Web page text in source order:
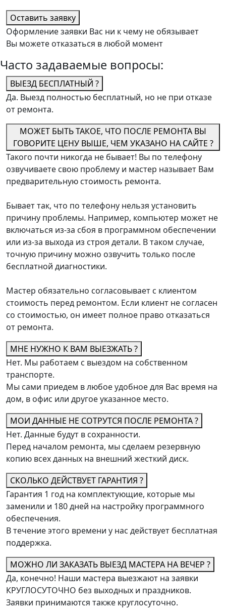
Оставить заявку
Оформление заявки Вас ни к чему не обязывает
Вы можете отказаться в любой момент
Часто задаваемые вопросы:
ВЫЕЗД БЕСПЛАТНЫЙ ?
Да. Выезд полностью бесплатный, но не при отказе
от ремонта.
МОЖЕТ БЫТЬ ТАКОЕ, ЧТО ПОСЛЕ РЕМОНТА ВЫ
ГОВОРИТЕ ЦЕНУ ВЫШЕ, ЧЕМ УКАЗАНО НА САЙТЕ ?
Такого почти никогда не бывает! Вы по телефону
озвучиваете свою проблему и мастер называет Вам
предварительную стоимость ремонта.
Бывает так, что по телефону нельзя установить
причину проблемы. Например, компьютер может не
включаться из-за сбоя в программном обеспечении
или из-за выхода из строя детали. В таком случае,
точную причину можно озвучить только после
бесплатной диагностики.
Мастер обязательно согласовывает с клиентом
стоимость перед ремонтом. Если клиент не согласен
со стоимостью, он имеет полное право отказаться
от ремонта.
МНЕ НУЖНО К ВАМ ВЫЕЗЖАТЬ ?
Нет. Мы работаем с выездом на собственном
транспорте.
Мы сами приедем в любое удобное для Вас время на
дом, в офис или другое указанное место.
МОИ ДАННЫЕ НЕ СОТРУТСЯ ПОСЛЕ РЕМОНТА ?
Нет. Данные будут в сохранности.
Перед началом ремонта, мы сделаем резервную
копию всех данных на внешний жесткий диск.
СКОЛЬКО ДЕЙСТВУЕТ ГАРАНТИЯ ?
Гарантия 1 год на комплектующие, которые мы
заменили и 180 дней на настройку программного
обеспечения.
В течение этого времени у нас действует бесплатная
поддержка.
МОЖНО ЛИ ЗАКАЗАТЬ ВЫЕЗД МАСТЕРА НА ВЕЧЕР ?
Да, конечно! Наши мастера выезжают на заявки
КРУГЛОСУТОЧНО без выходных и праздников.
Заявки принимаются также круглосуточно.